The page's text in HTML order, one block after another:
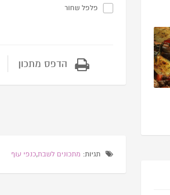
פלפל שחור
הדפס מתכון
תגיות: מתכונים לשבת,כנפי עוף